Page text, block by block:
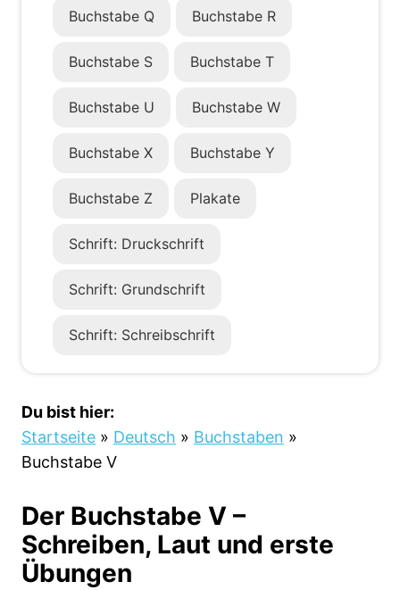
Buchstabe Q Buchstabe R
Buchstabe S Buchstabe T
Buchstabe U Buchstabe W
Buchstabe X Buchstabe Y
Buchstabe Z Plakate
Schrift: Druckschrift
Schrift: Grundschrift
Schrift: Schreibschrift
Du bist hier:
Startseite » Deutsch » Buchstaben »
Buchstabe V
Der Buchstabe V –
Schreiben, Laut und erste
Übungen